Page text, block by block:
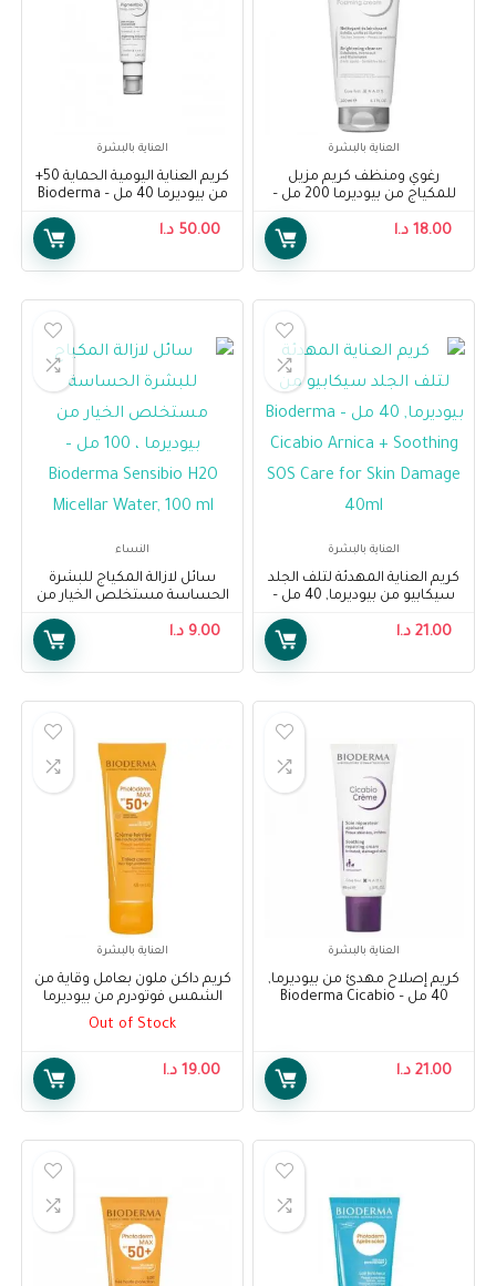
العناية بالبشرة
رغوي ومنظف كريم مزيل
للمكياج من بيوديرما 200 مل –
Exfoliating Cleansing Cream
Make Up Remover 200ml
18.00 د.ا
العناية بالبشرة
كريم العناية اليومية الحماية 50+
من بيوديرما 40 مل – Bioderma
50.00 د.ا
العناية بالبشرة
كريم العناية المهدئة لتلف الجلد
سيكابيو من بيوديرما, 40 مل –
Soothing SOS Care for Skin
21.00 د.ا
النساء
سائل لازالة المكياج للبشرة
الحساسة مستخلص الخيار من
Sensibio H2O Micellar Water,
9.00 د.ا
العناية بالبشرة
كريم إصلاح مهدئ من بيوديرما,
40 مل – Bioderma Cicabio
21.00 د.ا
العناية بالبشرة
كريم داكن ملون بعامل وقاية من
الشمس فوتودرم من بيوديرما
50+ ، 40 مل – Bioderma
Out of Stock
19.00 د.ا